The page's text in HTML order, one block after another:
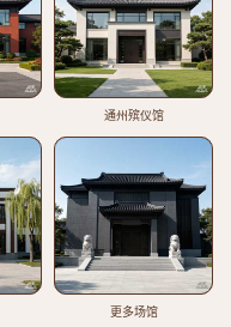
通州殡仪馆
更多场馆